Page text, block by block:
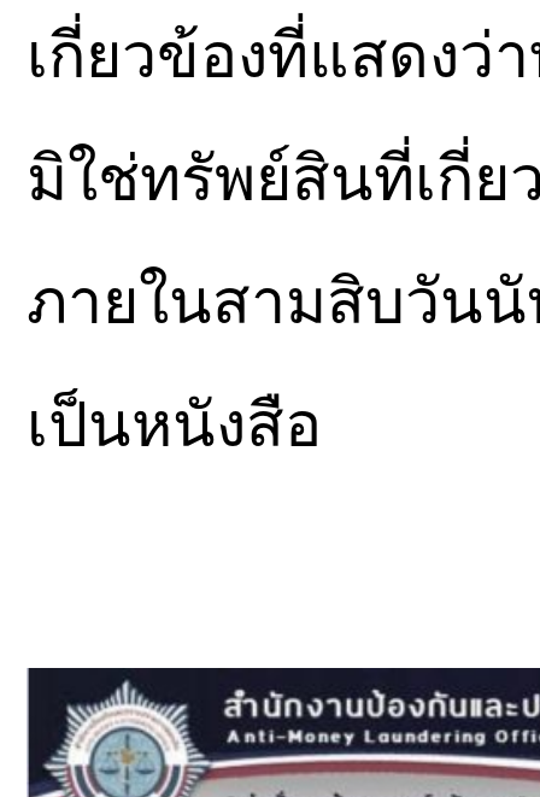
เกี่ยวข้องที่แสดงว่
มิใช่ทรัพย์สินที่เกี่ย
ภายในสามสิบวัน
เป็นหนังสือ